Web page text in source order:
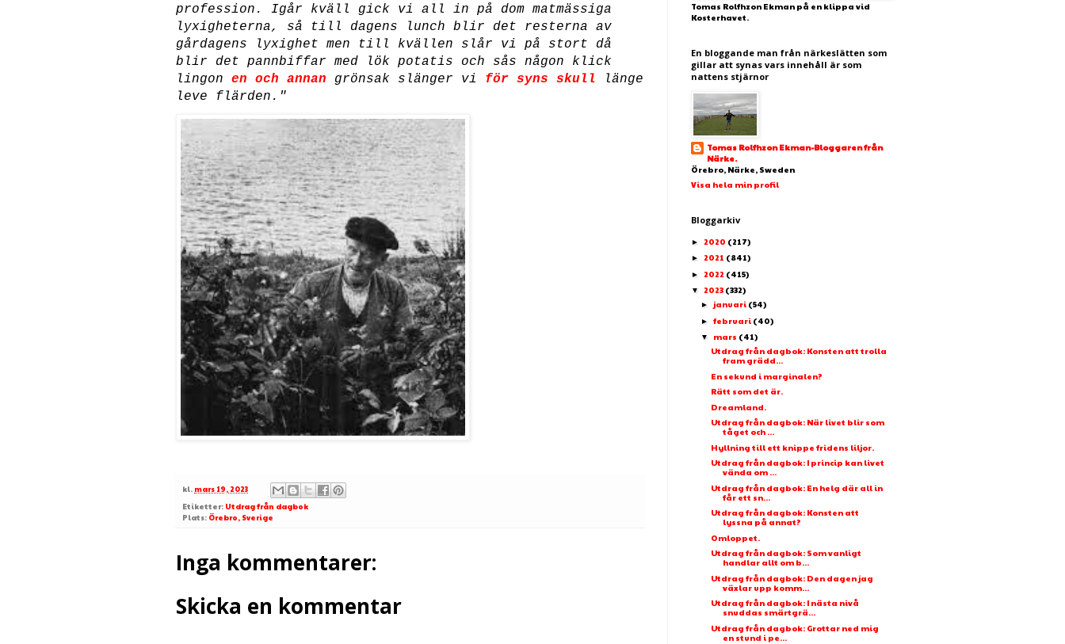
profession. Igår kväll gick vi all in på dom matmässiga
lyxigheterna, så till dagens lunch blir det resterna av
gårdagens lyxighet men till kvällen slår vi på stort då
blir det pannbiffar med lök potatis och sås någon klick
lingon en och annan grönsak slänger vi för syns skull länge
leve flärden."
kl. mars 19, 2023
Etiketter: Utdrag från dagbok
Plats: Örebro, Sverige
Inga kommentarer:
Skicka en kommentar
Tomas Rolfhzon Ekman på en klippa vid
Kosterhavet.
En bloggande man från närkeslätten som
gillar att synas vars innehåll är som
nattens stjärnor
Tomas Rolfhzon Ekman-Bloggaren från
Närke.
Örebro, Närke, Sweden
Visa hela min profil
Bloggarkiv
► 2020 (217)
► 2021 (841)
► 2022 (415)
▼ 2023 (332)
► januari (54)
► februari (40)
▼ mars (41)
Utdrag från dagbok: Konsten att trolla
fram grädd...
En sekund i marginalen?
Rätt som det är.
Dreamland.
Utdrag från dagbok: När livet blir som
tåget och ...
Hyllning till ett knippe fridens liljor.
Utdrag från dagbok: I princip kan livet
vända om ...
Utdrag från dagbok: En helg där all in
får ett sn...
Utdrag från dagbok: Konsten att
lyssna på annat?
Omloppet.
Utdrag från dagbok: Som vanligt
handlar allt om b...
Utdrag från dagbok: Den dagen jag
växlar upp komm...
Utdrag från dagbok: I nästa nivå
snuddas smärtgrä...
Utdrag från dagbok: Grottar ned mig
en stund i pe...